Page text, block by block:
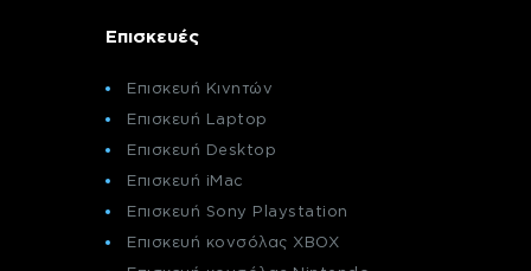
Επισκευές
Επισκευή Κινητών
Επισκευή Laptop
Επισκευή Desktop
Επισκευή iMac
Επισκευή Sony Playstation
Επισκευή κονσόλας XBOX